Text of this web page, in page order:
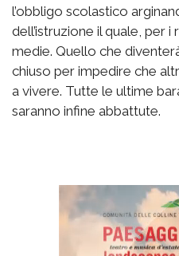
l’obbligo scolastico
dell’istruzione il quale, per
medie. Quello che
chiuso per impedire che
a vivere. Tutte le ultime
saranno infine abbattute.